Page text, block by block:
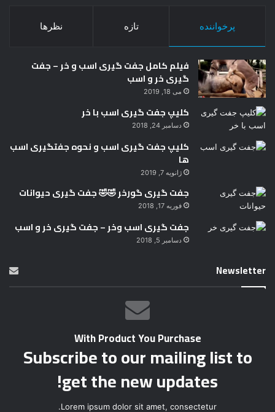
پرخواننده تازه نظرها
فیلم کامل جفت گیری اسب و خر – جفت
گیری خر و اسب
می 18, 2019
کلیپ جفت گیری اسب با خر
دسامبر 24, 2018
کلیپ جفت گیری اسب و نحوه جفتگیری اسب
ها
ژانویه 7, 2019
جفت گیری گورخر 🤣🤣 جفت گیری حیوانات
فوریه 17, 2018
جفت گیری اسب وخر – جفت گیری خر و اسب
دسامبر 5, 2018
Newsletter
With Product You Purchase
Subscribe to our mailing list to
get the new updates!
Lorem ipsum dolor sit amet, consectetur.